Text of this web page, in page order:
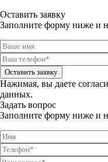
Оставить заявку
Заполните форму ниже и
Оставить заявку
Нажимая, вы даете
данных.
Задать вопрос
Заполните форму ниже и